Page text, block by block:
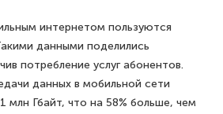
интернетом пользуются
данными поделились
потребление услуг абонентов.
данных в мобильной сети
млн Гбайт, что на 58% больше, чем